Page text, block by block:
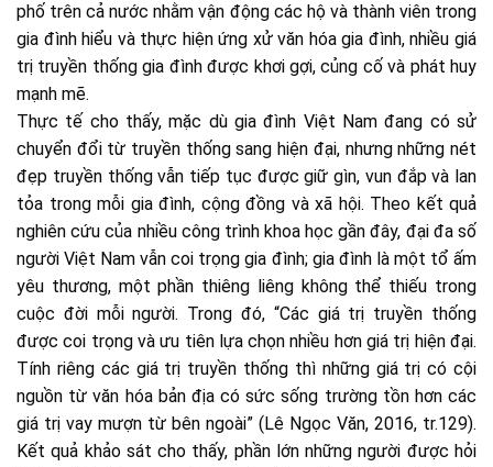
phố trên cả nước nhằm vận động các hộ và thành viên trong
gia đình hiểu và thực hiện ứng xử văn hóa gia đình, nhiều giá
trị truyền thống gia đình được khơi gợi, củng cố và phát huy
mạnh mẽ.
Thực tế cho thấy, mặc dù gia đình Việt Nam đang có sử
chuyển đổi từ truyền thống sang hiện đại, nhưng những nét
đẹp truyền thống vẫn tiếp tục được giữ gìn, vun đắp và lan
tỏa trong mỗi gia đình, cộng đồng và xã hội. Theo kết quả
nghiên cứu của nhiều công trình khoa học gần đây, đại đa số
người Việt Nam vẫn coi trọng gia đình; gia đình là một tổ ấm
yêu thương, một phần thiêng liêng không thể thiếu trong
cuộc đời mỗi người. Trong đó, “Các giá trị truyền thống
được coi trọng và ưu tiên lựa chọn nhiều hơn giá trị hiện đại.
Tính riêng các giá trị truyền thống thì những giá trị có cội
nguồn từ văn hóa bản địa có sức sống trường tồn hơn các
giá trị vay mượn từ bên ngoài” (Lê Ngọc Văn, 2016, tr.129).
Kết quả khảo sát cho thấy, phần lớn những người được hỏi